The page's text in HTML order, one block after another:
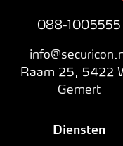
088-1005555
Raam 25, 5422
Gemert
Diensten